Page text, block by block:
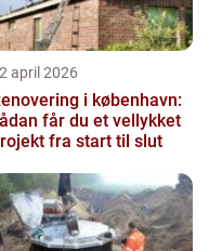
april 2026
i københavn:
får du et vellykket
fra start til slut